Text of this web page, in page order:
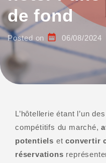
de fond
Posted on date_range 06/08/2024
L’hôtellerie étant l’un
compétitifs du marché,
potentiels etconvertir
réservations